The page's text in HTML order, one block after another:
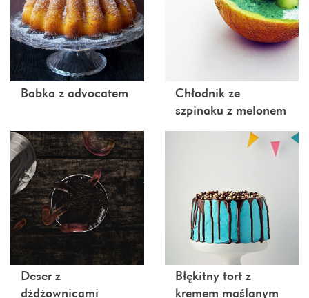
Babka z advocatem
Chłodnik ze
szpinaku z melonem
Deser z
dżdżownicami
Błękitny tort z
kremem maślanym